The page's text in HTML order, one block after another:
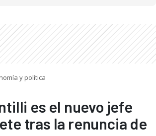
y política
es el nuevo jefe
tras la renuncia de